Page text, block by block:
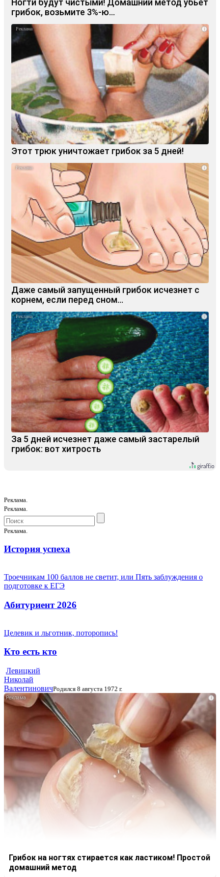
Ногти будут чистыми! Домашний метод убьет
грибок, возьмите 3%-ю…
i
Этот трюк уничтожает грибок за 5 дней!
i
Даже самый запущенный грибок исчезнет с
корнем, если перед сном…
i
За 5 дней исчезнет даже самый застарелый
грибок: вот хитрость
Реклама.
Реклама.
Реклама.
История успеха
Троечникам 100 баллов не светит, или Пять заблуждения о
подготовке к ЕГЭ
Абитуриент 2026
Целевик и льготник, поторопись!
Кто есть кто
Левицкий
Николай
ВалентиновичРодился 8 августа 1972 г.
i
Грибок на ногтях стирается как ластиком! Простой
домашний метод